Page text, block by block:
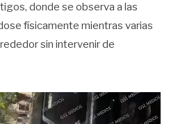
donde se observa a las
físicamente mientras varias
sin intervenir de